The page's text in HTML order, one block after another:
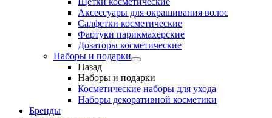
Аксессуары для окрашивания волос
Салфетки косметические
Фартуки парикмахерские
Дозаторы косметические
Наборы и подарки
Назад
Наборы и подарки
Косметические наборы для ухода
Наборы декоративной косметики
Бренды